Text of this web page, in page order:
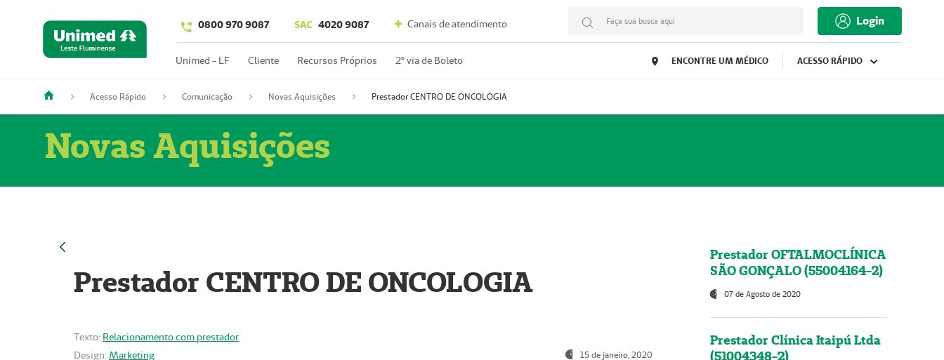
0800 970 9087 SAC 4020 9087 Canais de atendimento Faça sua busca aqui Login
Unimed - LF Cliente Recursos Próprios 2º via de Boleto ENCONTRE UM MÉDICO ACESSO RÁPIDO
Acesso Rápido Comunicação Novas Aquisições Prestador CENTRO DE ONCOLOGIA
Novas Aquisições
Prestador CENTRO DE ONCOLOGIA
Texto: Relacionamento com prestador
Design: Marketing 15 de janeiro, 2020
Prestador OFTALMOCLÍNICA
SÃO GONÇALO (55004164-2)
07 de Agosto de 2020
Prestador Clínica Itaipú Ltda
(51004348-2)